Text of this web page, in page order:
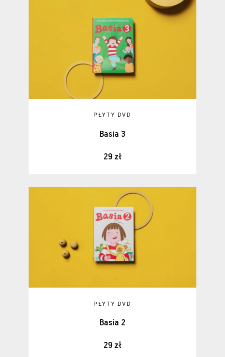
PŁYTY DVD
Basia 3
29 zł
PŁYTY DVD
Basia 2
29 zł